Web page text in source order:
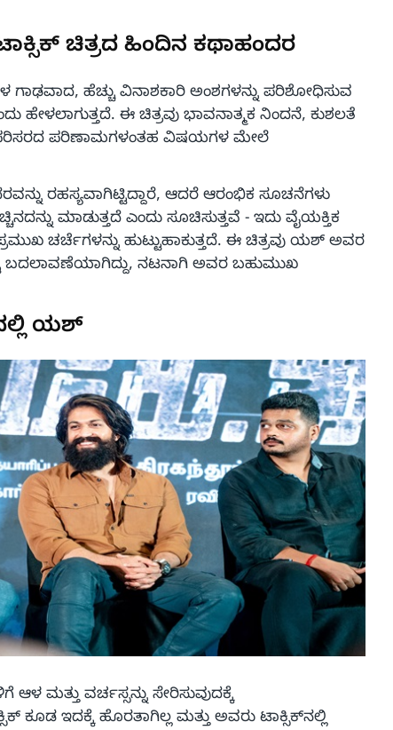
ಚಿತ್ರದ ಹಿಂದಿನ ಕಥಾಹಂದರ
ಗಾಢವಾದ, ಹೆಚ್ಚು ವಿನಾಶಕಾರಿ ಅಂಶಗಳನ್ನು ಪರಿಶೋಧಿಸುವ
ಹೇಳಲಾಗುತ್ತದೆ. ಈ ಚಿತ್ರವು ಭಾವನಾತ್ಮಕ ನಿಂದನೆ, ಕುಶಲತೆ
ಪರಿಣಾಮಗಳಂತಹ ವಿಷಯಗಳ ಮೇಲೆ
ರಹಸ್ಯವಾಗಿಟ್ಟಿದ್ದಾರೆ, ಆದರೆ ಆರಂಭಿಕ ಸೂಚನೆಗಳು
ಮಾಡುತ್ತದೆ ಎಂದು ಸೂಚಿಸುತ್ತವೆ - ಇದು ವೈಯಕ್ತಿಕ
ಚರ್ಚೆಗಳನ್ನು ಹುಟ್ಟುಹಾಕುತ್ತದೆ. ಈ ಚಿತ್ರವು ಯಶ್ ಅವರ
ಬದಲಾವಣೆಯಾಗಿದ್ದು, ನಟನಾಗಿ ಅವರ ಬಹುಮುಖ
ಯಶ್
ಮತ್ತು ವರ್ಚಸ್ಸನ್ನು ಸೇರಿಸುವುದಕ್ಕೆ
ಕೂಡ ಇದಕ್ಕೆ ಹೊರತಾಗಿಲ್ಲ ಮತ್ತು ಅವರು ಟಾಕ್ಸಿಕ್‌ನಲ್ಲಿ